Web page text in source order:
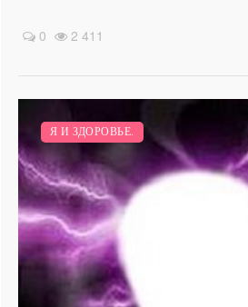
0 2 411
Я И ЗДОРОВЬЕ.